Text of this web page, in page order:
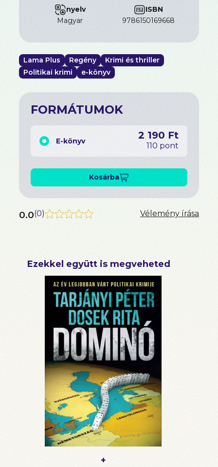
nyelv
magyar
ISBN
9786150169668
Lama Plus Regény
Krimi és thriller
Politikai krimi
e-könyv
FORMÁTUMOK
E-könyv 2 190 Ft
110 pont
Kosárba
0.0(0) Vélemény írása
Ezekkel együtt is megveheted
+